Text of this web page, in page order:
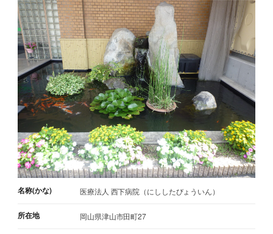
名称(かな) 医療法人 西下病院（にししたびょういん）
所在地 岡山県津山市田町27